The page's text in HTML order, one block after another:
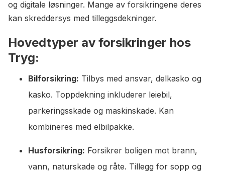
og digitale løsninger. Mange av forsikringene deres
kan skreddersys med tilleggsdekninger.
Hovedtyper av forsikringer hos
Tryg:
Bilforsikring: Tilbys med ansvar, delkasko og
kasko. Toppdekning inkluderer leiebil,
parkeringsskade og maskinskade. Kan
kombineres med elbilpakke.
Husforsikring: Forsikrer boligen mot brann,
vann, naturskade og råte. Tillegg for sopp og